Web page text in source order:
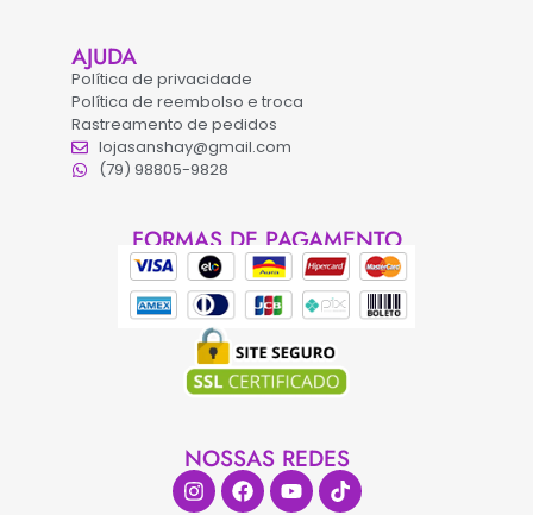
AJUDA
Política de privacidade
Política de reembolso e troca
Rastreamento de pedidos
lojasanshay@gmail.com
(79) 98805-9828
FORMAS DE PAGAMENTO
NOSSAS REDES